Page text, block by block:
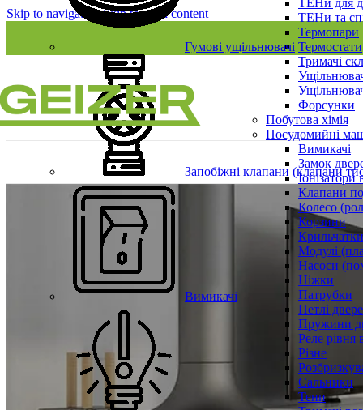
Skip to navigationSkip to main content
ТЕНи та
Термопари
Термостати
Тримачі
Форсунки
Побутова хімія
Посудомийні
Вимикачі
Замок
Клапани
Колесо
Корзини
Модулі
Насоси
Ніжки
Патрубки
Петлі
Пружини
Реле рівня
Різне
Сальники
Тени
Гумові ущільнювачі
Запобіжні клапани (клапани
Вимикачі